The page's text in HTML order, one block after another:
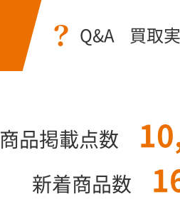
Q&A 買取
商品掲載点数
新着商品数